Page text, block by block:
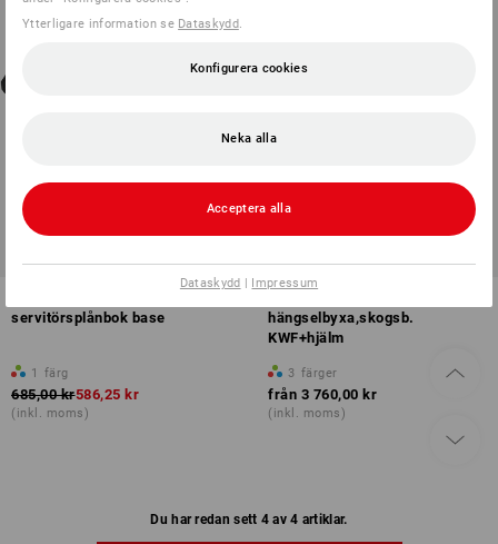
servitörsplånbok base
1 färg
685,00 kr586,25 kr
(inkl. moms)
REA
hängselbyxa,skogsb.
KWF+hjälm
3 färger
från 3 760,00 kr
(inkl. moms)
Du har redan sett 4 av 4 artiklar.
Ytterligare information se Dataskydd.
Konfigurera cookies
Neka alla
Acceptera alla
Dataskydd | Impressum